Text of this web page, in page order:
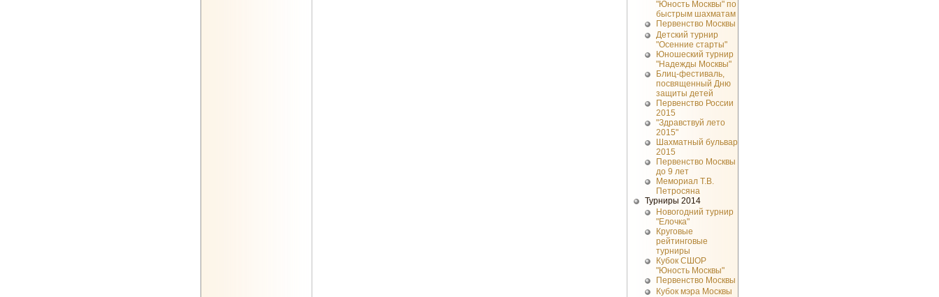
"Юность Москвы" по
быстрым шахматам
Первенство Москвы
Детский турнир
"Осенние старты"
Юношеский турнир
"Надежды Москвы"
Блиц-фестиваль,
посвященный Дню
защиты детей
Первенство России
2015
"Здравствуй лето
2015"
Шахматный бульвар
2015
Первенство Москвы
до 9 лет
Мемориал Т.В.
Петросяна
Турниры 2014
Новогодний турнир
"Елочка"
Круговые
рейтинговые
турниры
Кубок СШОР
"Юность Москвы"
Первенство Москвы
Кубок мэра Москвы